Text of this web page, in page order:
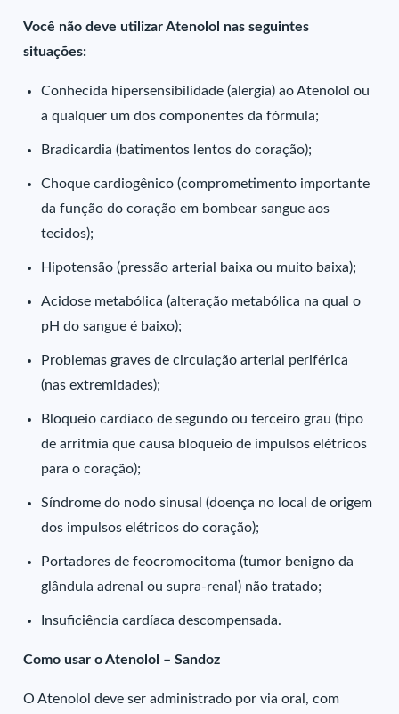
Você não deve utilizar Atenolol nas seguintes
situações:
Conhecida hipersensibilidade (alergia) ao Atenolol ou
a qualquer um dos componentes da fórmula;
Bradicardia (batimentos lentos do coração);
Choque cardiogênico (comprometimento importante
da função do coração em bombear sangue aos
tecidos);
Hipotensão (pressão arterial baixa ou muito baixa);
Acidose metabólica (alteração metabólica na qual o
pH do sangue é baixo);
Problemas graves de circulação arterial periférica
(nas extremidades);
Bloqueio cardíaco de segundo ou terceiro grau (tipo
de arritmia que causa bloqueio de impulsos elétricos
para o coração);
Síndrome do nodo sinusal (doença no local de origem
dos impulsos elétricos do coração);
Portadores de feocromocitoma (tumor benigno da
glândula adrenal ou supra-renal) não tratado;
Insuficiência cardíaca descompensada.
Como usar o Atenolol – Sandoz
O Atenolol deve ser administrado por via oral, com